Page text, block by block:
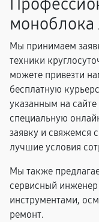
моноблока
Мы принимаем
техники
можете привезти
бесплатную
указанным на
специальную
заявку и свяжемся
лучшие условия
Мы также
сервисный
инструментами,
ремонт.